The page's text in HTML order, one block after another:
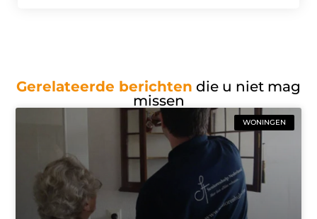
Gerelateerde berichten die u niet mag
missen
WONINGEN